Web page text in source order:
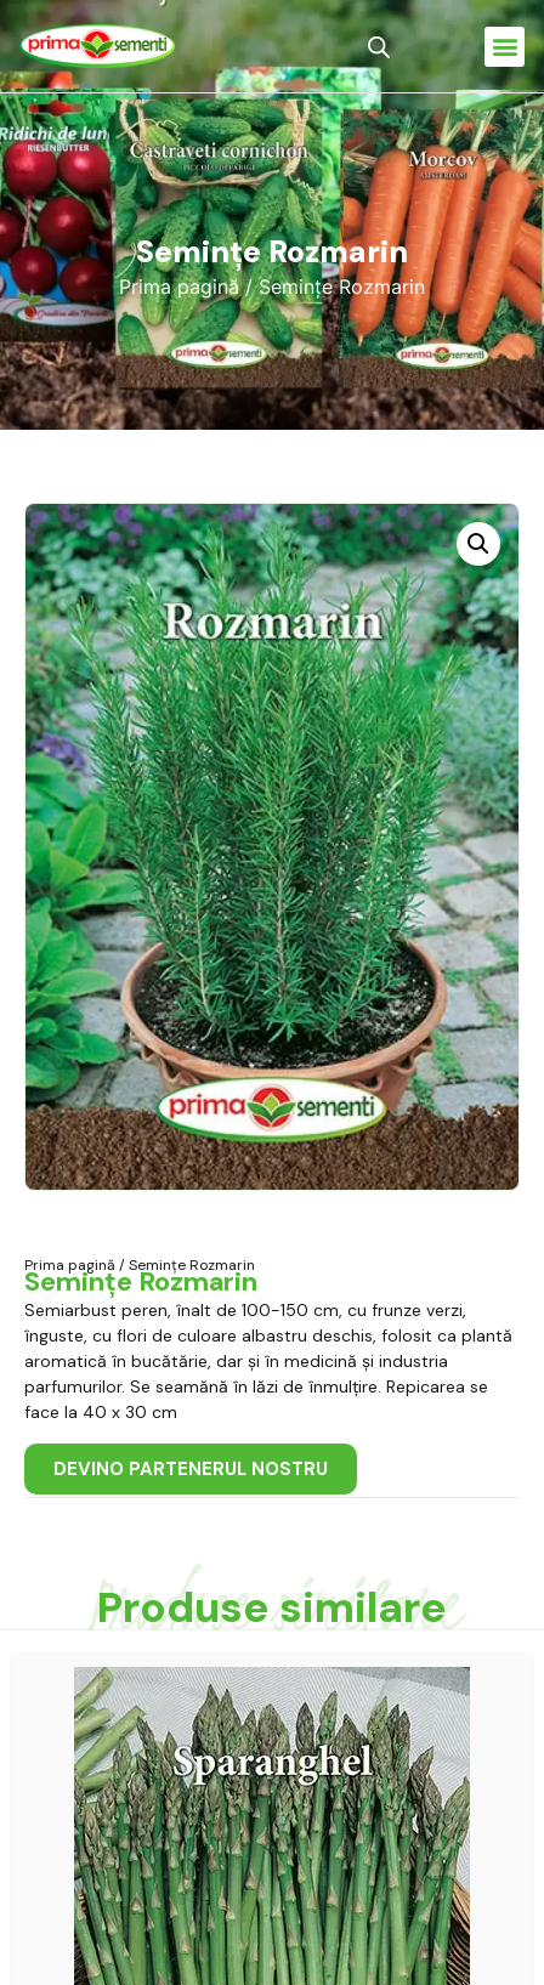
Semințe Rozmarin
Prima pagină/ Semințe Rozmarin
Prima pagină / Semințe Rozmarin
Semințe Rozmarin
Semiarbust peren, înalt de 100-150 cm, cu frunze verzi,
înguste, cu flori de culoare albastru deschis, folosit ca plantă
aromatică în bucătărie, dar și în medicină și industria
parfumurilor. Se seamănă în lăzi de înmulțire. Repicarea se
face la 40 x 30 cm
DEVINO PARTENERUL NOSTRU
Produse similare
Produse similare